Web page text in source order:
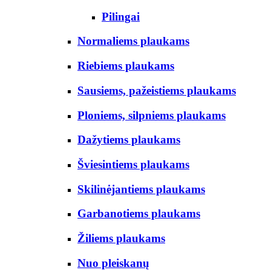
Pilingai
Normaliems plaukams
Riebiems plaukams
Sausiems, pažeistiems plaukams
Ploniems, silpniems plaukams
Dažytiems plaukams
Šviesintiems plaukams
Skilinėjantiems plaukams
Garbanotiems plaukams
Žiliems plaukams
Nuo pleiskanų